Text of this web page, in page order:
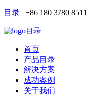
目录 +86 180 3780 8511
目录
首页
产品目录
解决方案
成功案例
关于我们